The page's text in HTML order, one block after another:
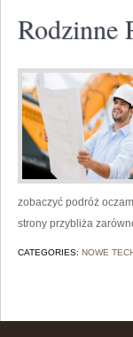
Rodzinne
zobaczyć podróż
strony przybliża
CATEGORIES: NOWE